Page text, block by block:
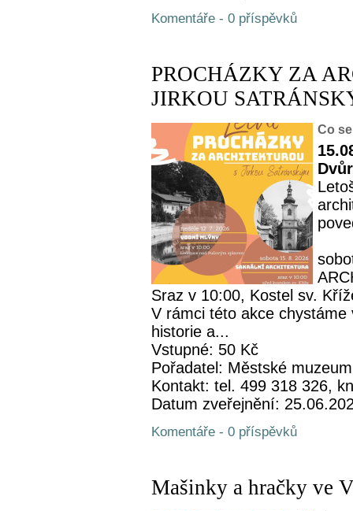
Komentáře - 0 příspěvků
PROCHÁZKY ZA
JIRKOU
Co
Sraz v 10:00, Kostel sv.
V rámci této akce
historie a...
Vstupné: 50 Kč
Pořadatel: Městské
Kontakt: tel. 499 318 326,
Datum zveřejnění:
Komentáře - 0 příspěvků
Mašinky a hračky ve